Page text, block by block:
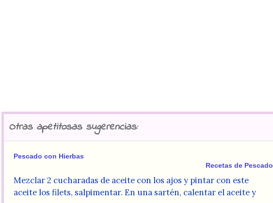
Otras apetitosas sugerencias:
Pescado con Hierbas
Recetas de Pescado
Mezclar 2 cucharadas de aceite con los ajos y pintar con este
aceite los filets, salpimentar. En una sartén, calentar el aceite y